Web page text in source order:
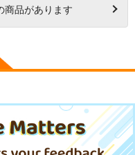
商品があります